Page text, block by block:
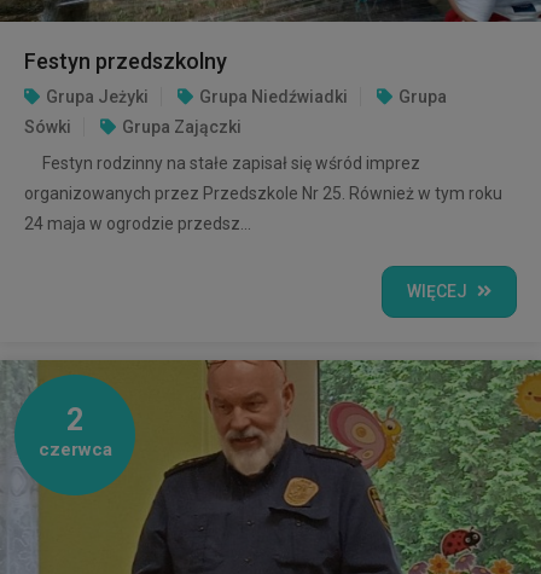
Festyn przedszkolny
Grupa Jeżyki Grupa Niedźwiadki
Grupa
Sówki
Grupa Zajączki
Festyn rodzinny na stałe zapisał się wśród imprez
organizowanych przez Przedszkole Nr 25. Również w tym roku
24 maja w ogrodzie przedsz...
WIĘCEJ
2
czerwca